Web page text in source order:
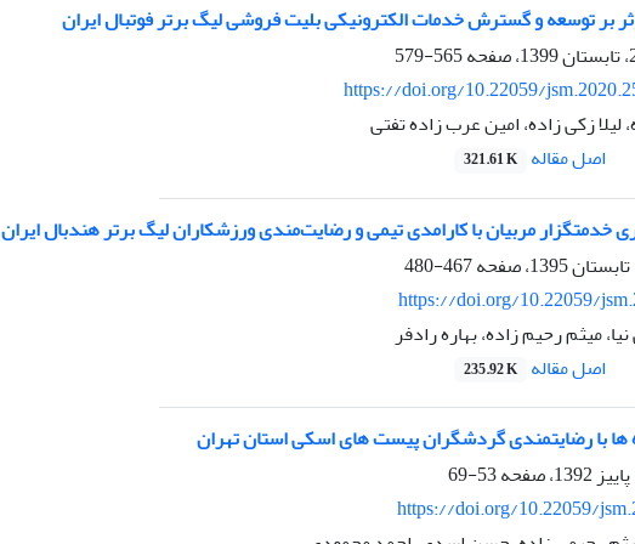
بر توسعه و گسترش خدمات الکترونیکی بلیت فروشی لیگ برتر فوتبال ایران
565-579
https://doi.org/10.22059/
لیلا زکی زاده، امین عرب زاده تفتی
اصل مقاله 321.61 K
خدمتگزار مربیان با کارامدی تیمی و رضایت‌مندی ورزشکاران لیگ برتر هندبال ایران
467-480
https://doi.org/10.22059/
میثم رحیم زاده، بهاره رادفر
اصل مقاله 235.92 K
ها با رضایتمندی گردشگران پیست های اسکی استان تهران
53-69
https://doi.org/10.22059/